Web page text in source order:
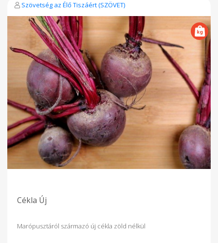
Szövetség az Élő Tiszáért (SZÖVET)
Cékla Új
Marópusztáról származó új cékla zöld nélkül